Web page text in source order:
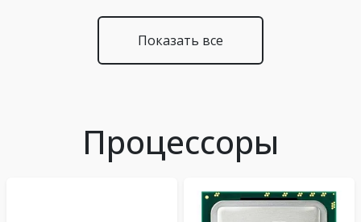
Показать все
Процессоры